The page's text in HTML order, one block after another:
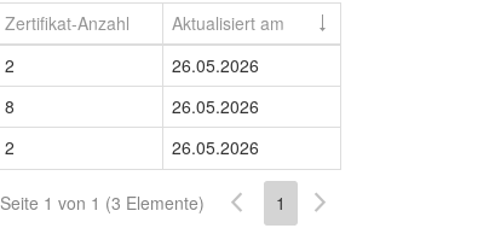
Zertifikat-Anzahl
Aktualisiert am
2
26.05.2026
8
26.05.2026
2 26.05.2026
Seite 1 von 1 (3 Elemente) 1